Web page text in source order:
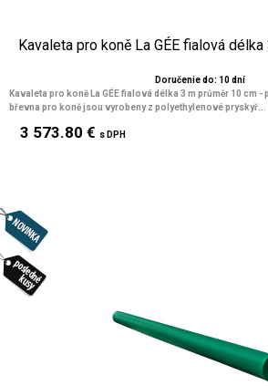
Kavaleta pro koně La GÉE fialová
Doručenie do: 10 dní
Kavaleta pro koně La GÉE fialová délka 3 m průměr 10 cm -
břevna pro koně jsou vyrobeny z polyethylenové pryskyř...
3 573.80 € s DPH